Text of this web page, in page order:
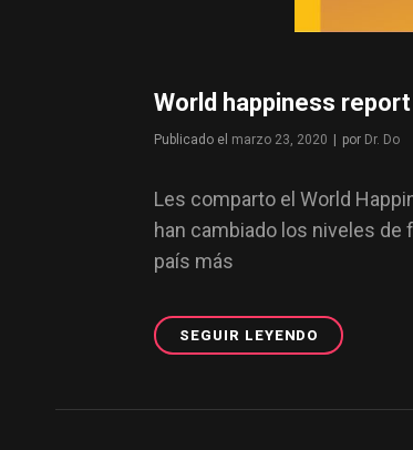
World happiness
Publicado el marzo 23, 2020 | por Byline
Dr. Do
Les comparto el World
han cambiado los niveles de
país más
SEGUIR LEYENDO WORLD
HAPPINESS